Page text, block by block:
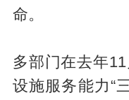
命。
多部门在去年
设施服务能力“